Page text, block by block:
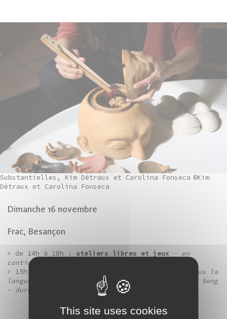
Substantielles, Kim Détraux et Carolina Fonseca ©Kim
Détraux et Carolina Fonseca
Dimanche 16 novembre
Frac, Besançon
> de 14h à 18h : ateliers libres et jeux
- en
continu
> 15h :
Une pierre sous la
langue
Je rumeur, nous vacarme
The Swarming Song
- durée : 1h
This site uses cookies